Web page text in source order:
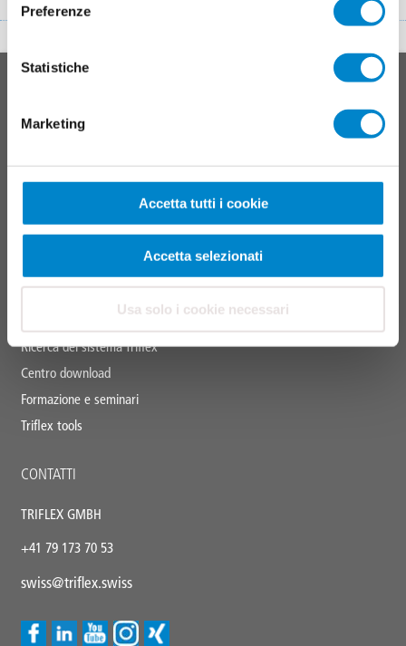
Preferenze
Statistiche
Marketing
Accetta tutti i cookie
Accetta selezionati
Usa solo i cookie necessari
In cima
Main
Tetti
Sistemi per parcheggi multipiano
Manutenzione e servizio
Ricerca del sistema Triflex
Centro download
Formazione e seminari
Triflex tools
CONTATTI
TRIFLEX GMBH
+41 79 173 70 53
swiss@triflex.swiss